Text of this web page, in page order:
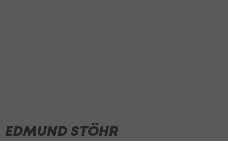
EDMUND STÖHR